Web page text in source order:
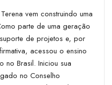
vem construindo uma
parte de uma geração
de projetos e, por
acessou o ensino
no Brasil. Iniciou sua
no Conselho